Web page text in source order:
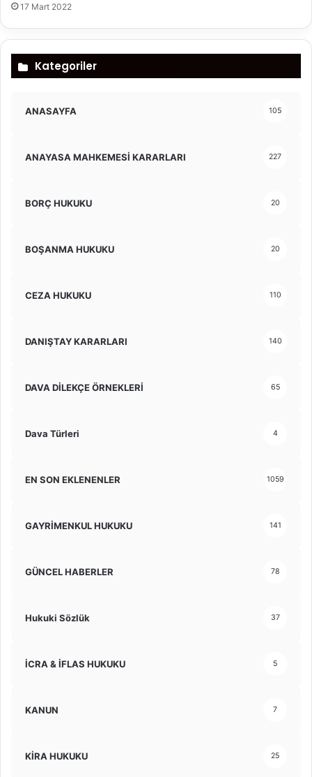
17 Mart 2022
Kategoriler
ANASAYFA 105
ANAYASA MAHKEMESİ KARARLARI 227
BORÇ HUKUKU 20
BOŞANMA HUKUKU 20
CEZA HUKUKU 110
DANIŞTAY KARARLARI 140
DAVA DİLEKÇE ÖRNEKLERİ 65
Dava Türleri 4
EN SON EKLENENLER 1059
GAYRİMENKUL HUKUKU 141
GÜNCEL HABERLER 78
Hukuki Sözlük 37
İCRA & İFLAS HUKUKU 5
KANUN 7
KİRA HUKUKU 25